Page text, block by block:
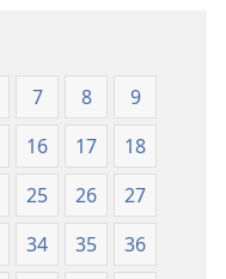
(2008)Vaovao
(2008)
7 8
9
16 17
18
25 26
27
34 35
36